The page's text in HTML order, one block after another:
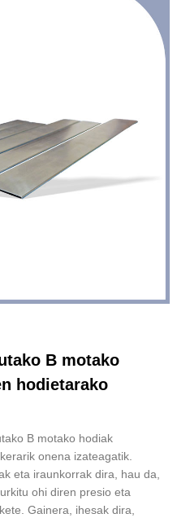
B motako
hodietarako
B motako hodiak
onena izateagatik.
eta iraunkorrak dira, hau da,
ohi diren presio eta
Gainera, ihesak dira,